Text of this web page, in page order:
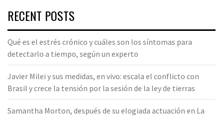
RECENT POSTS
Qué es el estrés crónico y cuáles son los síntomas para
detectarlo a tiempo, según un experto
Javier Milei y sus medidas, en vivo: escala el conflicto con
Brasil y crece la tensión por la sesión de la ley de tierras
Samantha Morton, después de su elogiada actuación en La